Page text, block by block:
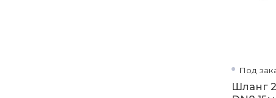
Под
Шланг